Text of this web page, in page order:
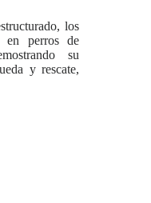
los
en perros de
su
y rescate,